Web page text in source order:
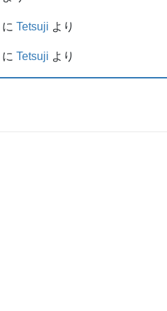
に Tetsuji より
に Tetsuji より